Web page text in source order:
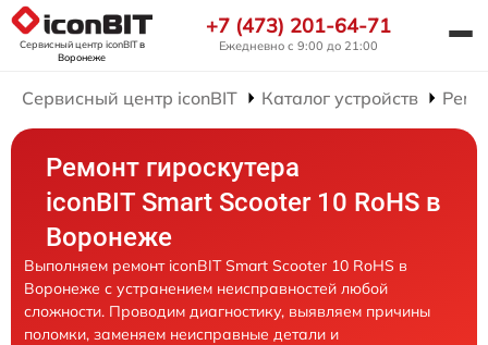
Сервисный центр iconBITв
Воронеже
+7 (473) 201-64-71
Ежедневно с 9:00 до 21:00
Сервисный центр iconBIT Каталог устройств
Ремонт гироскутера
iconBIT Smart Scooter 10 RoHS в
Воронеже
Выполняем ремонт iconBIT Smart Scooter 10 RoHS в
Воронеже с устранением неисправностей любой
сложности. Проводим диагностику, выявляем причины
поломки, заменяем неисправные детали и